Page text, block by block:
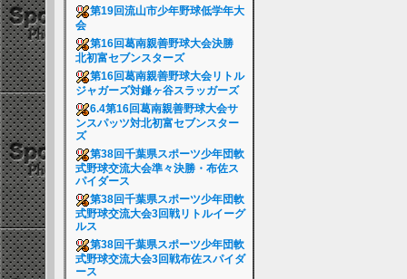
第19回流山市少年野球低学年大
会
第16回葛南親善野球大会決勝
北初富セブンスターズ
第16回葛南親善野球大会リトル
ジャガーズ対鎌ヶ谷スラッガーズ
6.4第16回葛南親善野球大会サ
ンスパッツ対北初富セブンスター
ズ
第38回千葉県スポーツ少年団軟
式野球交流大会準々決勝・布佐ス
パイダース
第38回千葉県スポーツ少年団軟
式野球交流大会3回戦リトルイーグ
ルス
第38回千葉県スポーツ少年団軟
式野球交流大会3回戦布佐スパイダ
ース